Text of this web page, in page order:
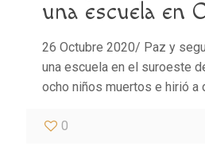
una escuela en
26 Octubre 2020/ Paz y
una escuela en el suroeste
ocho niños muertos e hirió a
0